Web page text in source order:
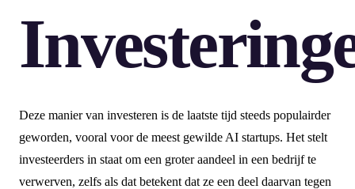
Deze manier van investeren is de laatste tijd steeds populairder
geworden, vooral voor de meest gewilde AI startups. Het stelt
investeerders in staat om een groter aandeel in een bedrijf te
verwerven, zelfs als dat betekent dat ze een deel daarvan tegen